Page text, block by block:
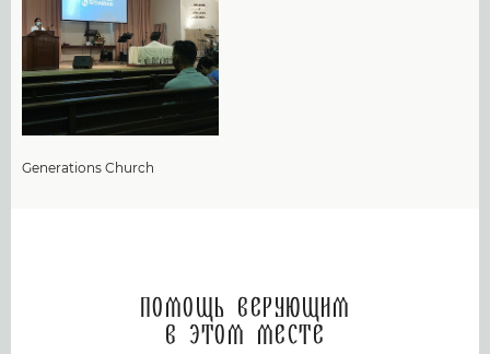
Generations Church
Помощь верующим
в этом месте